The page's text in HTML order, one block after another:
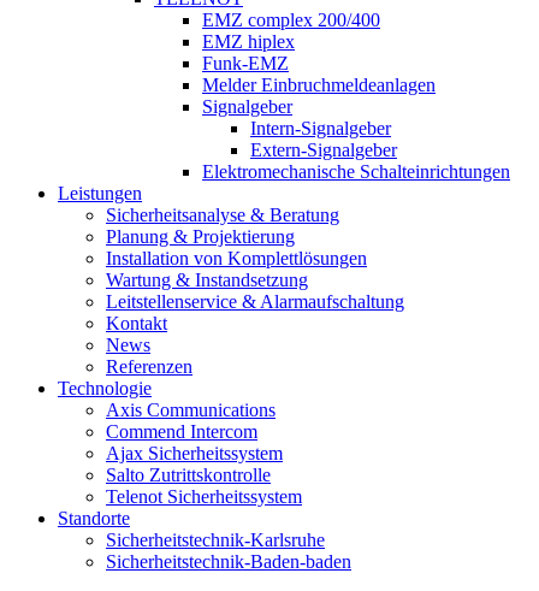
EMZ complex 200/400
EMZ hiplex
Funk-EMZ
Melder Einbruchmeldeanlagen
Signalgeber
Intern-Signalgeber
Extern-Signalgeber
Elektromechanische Schalteinrichtungen
Leistungen
Sicherheitsanalyse & Beratung
Planung & Projektierung​
Installation von Komplettlösungen
Wartung & Instandsetzung
Leitstellenservice & Alarmaufschaltung
Kontakt
News
Referenzen
Technologie
Axis Communications
Commend Intercom
Ajax Sicherheitssystem​
Salto Zutrittskontrolle
Telenot Sicherheitssystem
Standorte
Sicherheitstechnik-Karlsruhe
Sicherheitstechnik-Baden-baden